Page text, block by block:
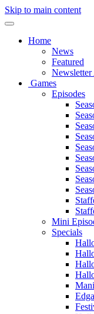
Skip to main content
Home
News
Featured
Games
Episodes
Mini
Specials